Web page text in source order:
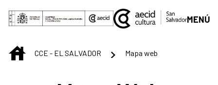
Saltar al contenido principal
MENÚ
INICIOCCE - EL SALVADOR Mapa web